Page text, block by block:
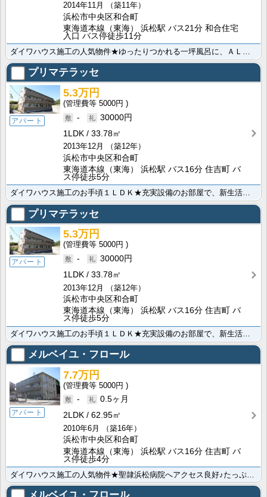
2014年11月
（築11年）
浜松市中央区和合町
東海道本線（東海） 浜松駅 バス21分 和合住宅
入口 バス停徒歩11分
プリマテラッセ
アパート
5.3万円
5000円
-
30000円
1LDK
33.78㎡
2013年12月
（築12年）
浜松市中央区和合町
東海道本線（東海） 浜松駅 バス16分 住吉町 バ
ス停徒歩5分
プリマテラッセ
アパート
5.3万円
5000円
-
30000円
1LDK
33.78㎡
2013年12月
（築12年）
浜松市中央区和合町
東海道本線（東海） 浜松駅 バス16分 住吉町 バ
ス停徒歩5分
メルベイユ・フロール
アパート
7.7万円
5000円
-
0.5ヶ月
2LDK
62.95㎡
2010年6月
（築16年）
浜松市中央区和合町
東海道本線（東海） 浜松駅 バス16分 住吉町 バ
ス停徒歩4分